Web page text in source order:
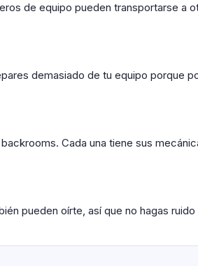
de equipo pueden transportarse a
demasiado de tu equipo porque
Cada una tiene sus
pueden oírte, así que no hagas